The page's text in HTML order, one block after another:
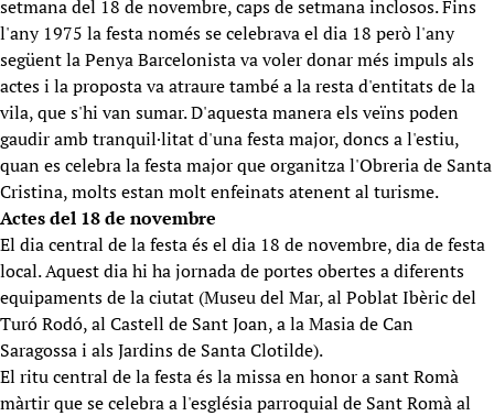
setmana del 18 de novembre, caps de setmana inclosos. Fins
l'any 1975 la festa només se celebrava el dia 18 però l'any
següent la Penya Barcelonista va voler donar més impuls als
actes i la proposta va atraure també a la resta d'entitats de la
vila, que s'hi van sumar. D'aquesta manera els veïns poden
gaudir amb tranquil·litat d'una festa major, doncs a l'estiu,
quan es celebra la festa major que organitza l'Obreria de Santa
Cristina, molts estan molt enfeinats atenent al turisme.
Actes del 18 de novembre
El dia central de la festa és el dia 18 de novembre, dia de festa
local. Aquest dia hi ha jornada de portes obertes a diferents
equipaments de la ciutat (Museu del Mar, al Poblat Ibèric del
Turó Rodó, al Castell de Sant Joan, a la Masia de Can
Saragossa i als Jardins de Santa Clotilde).
El ritu central de la festa és la missa en honor a sant Romà
màrtir que se celebra a l'església parroquial de Sant Romà al